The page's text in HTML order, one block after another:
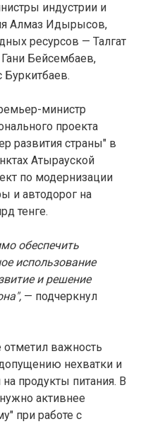
индустрии и
Алмаз Идырысов,
ресурсов — Талгат
Бейсембаев,
министр
проекта
развития страны" в
Атырауской
по модернизации
и автодорог на
тенге.
обеспечить
использование
и решение
— подчеркнул
отметил важность
нехватки и
продукты питания. В
активнее
при работе с